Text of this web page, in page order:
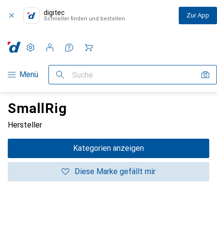
digitec
Schneller finden und bestellen Zur App
Navigation nach Kategorien
Menü Suche
Einstellungen
Kundenkonto
Vergleichslisten
Merklisten
Warenkorb
SmallRig
Hersteller
Kategorien anzeigen
Diese Marke gefällt mir